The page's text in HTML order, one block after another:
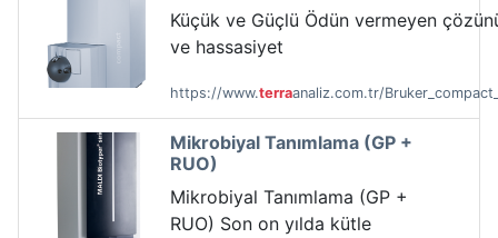
Küçük ve Güçlü Ödün vermeyen
ve hassasiyet
https://www.terraanaliz.com.tr/
Mikrobiyal Tanımlama (GP +
RUO)
Mikrobiyal Tanımlama (GP +
RUO) Son on yılda kütle